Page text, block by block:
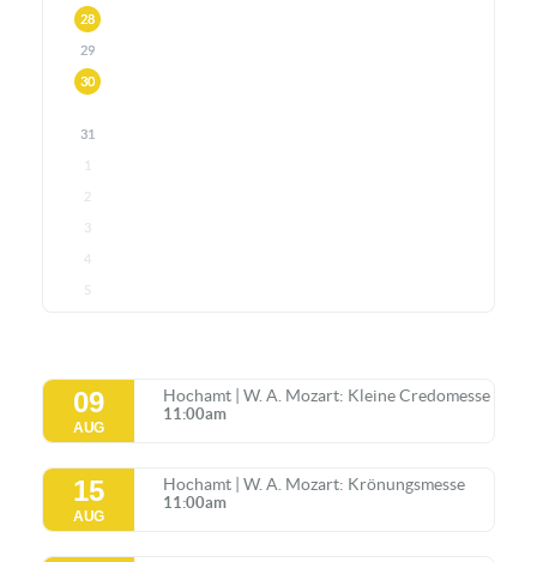
28
29
30
31
1
2
3
4
5
09
AUG
Hochamt | W. A. Mozart: Kleine Credomesse
11:00am
15
AUG
Hochamt | W. A. Mozart: Krönungsmesse
11:00am